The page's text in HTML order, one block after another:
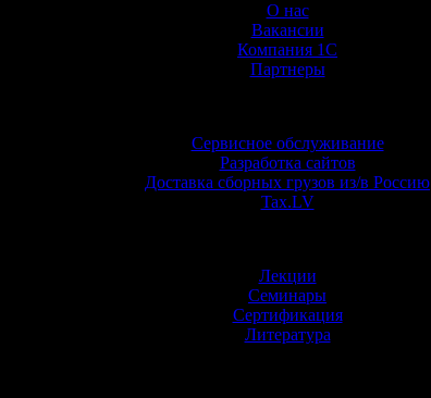
О нас
Вакансии
Компания 1С
Партнеры
Сервисное обслуживание
Разработка сайтов
Доставка сборных грузов из/в Россию
Tax.LV
Лекции
Семинары
Сертификация
Литература